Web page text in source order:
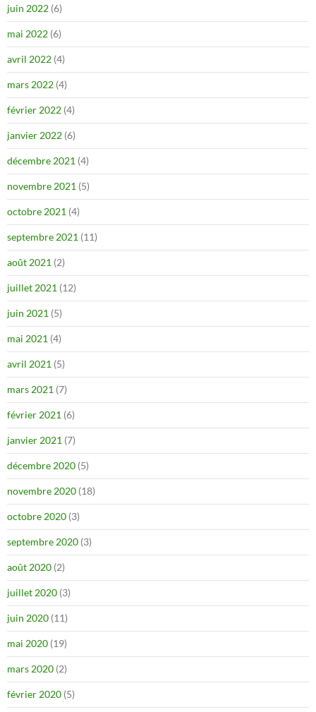
juin 2022 (6)
mai 2022 (6)
avril 2022 (4)
mars 2022 (4)
février 2022 (4)
janvier 2022 (6)
décembre 2021 (4)
novembre 2021 (5)
octobre 2021 (4)
septembre 2021 (11)
août 2021 (2)
juillet 2021 (12)
juin 2021 (5)
mai 2021 (4)
avril 2021 (5)
mars 2021 (7)
février 2021 (6)
janvier 2021 (7)
décembre 2020 (5)
novembre 2020 (18)
octobre 2020 (3)
septembre 2020 (3)
août 2020 (2)
juillet 2020 (3)
juin 2020 (11)
mai 2020 (19)
mars 2020 (2)
février 2020 (5)